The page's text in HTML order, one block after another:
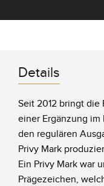
Details
Seit 2012 bringt die
einer Ergänzung im
den regulären
Privy Mark
Ein Privy Mark war
Prägezeichen,